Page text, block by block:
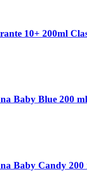
10+ 200ml
Baby Blue 200 ml
Baby Candy 200